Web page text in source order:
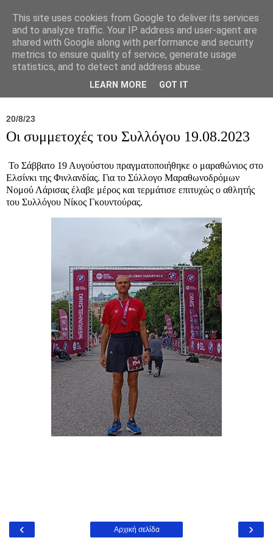
Σύλλογος Ιπποκράτειος
20/8/23
Οι συμμετοχές του Συλλόγου 19.08.2023
Το Σάββατο 19 Αυγούστου πραγματοποιήθηκε ο μαραθώνιος στο
Ελσίνκι της Φινλανδίας. Για το Σύλλογο Μαραθωνοδρόμων
Νομού Λάρισας έλαβε μέρος και τερμάτισε επιτυχώς ο αθλητής
του Συλλόγου Νίκος Γκουντούρας.
‹ ›
Αρχική σελίδα
This site uses cookies from Google to deliver its services
and to analyze traffic. Your IP address and user-agent are
shared with Google along with performance and security
metrics to ensure quality of service, generate usage
statistics, and to detect and address abuse.
LEARN MORE GOT IT